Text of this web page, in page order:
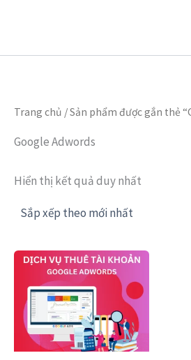
Trang chủ / Sản phẩm được gắn thẻ
Google Adwords
Hiển thị kết quả duy nhất